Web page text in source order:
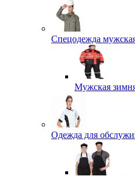
Спецодежда
Мужская
Одежда для